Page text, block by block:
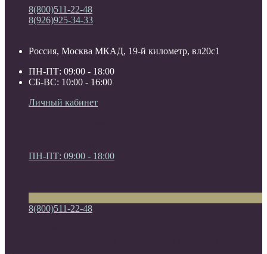
8(800)511-22-48
8(926)925-34-33
Россия, Москва МКАД, 19-й километр, вл20с1
ПН-ПТ: 09:00 - 18:00
СБ-ВС: 10:00 - 16:00
Личный кабинет
ПН-ПТ: 09:00 - 18:00
8(800)511-22-48